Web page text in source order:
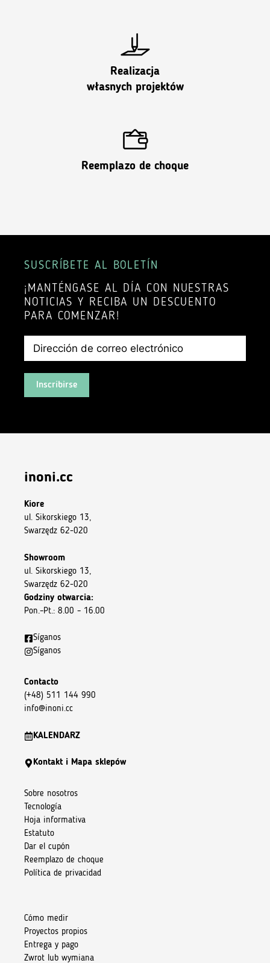
Realizacja
własnych projektów
Reemplazo de choque
SUSCRÍBETE AL BOLETÍN
¡MANTÉNGASE AL DÍA CON NUESTRAS
NOTICIAS Y RECIBA UN DESCUENTO
PARA COMENZAR!
Inscribirse
inoni.cc
Kiore
ul. Sikorskiego 13,
Swarzędz 62-020
Showroom
ul. Sikorskiego 13,
Swarzędz 62-020
Godziny otwarcia:
Pon.–Pt.: 8.00 – 16.00
Síganos
Síganos
Contacto
(+48) 511 144 990
info@inoni.cc
KALENDARZ
Kontakt i Mapa sklepów
Sobre nosotros
Tecnología
Hoja informativa
Estatuto
Dar el cupón
Reemplazo de choque
Política de privacidad
Cómo medir
Proyectos propios
Entrega y pago
Zwrot lub wymiana